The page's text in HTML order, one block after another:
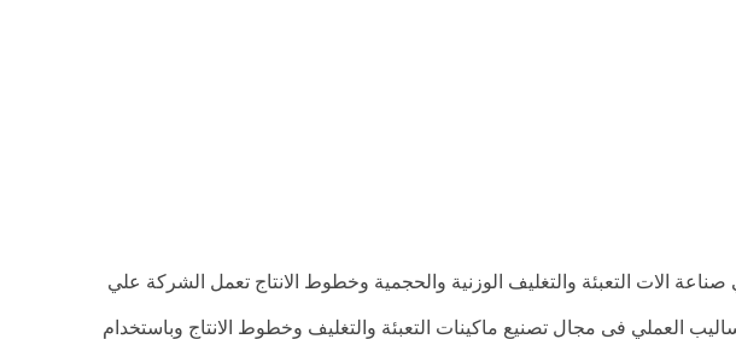
الات التعبئة والتغليف الوزنية والحجمية وخطوط الانتاج تعمل الشركة علي
العملي فى مجال تصنيع ماكينات التعبئة والتغليف وخطوط الانتاج وباستخدام